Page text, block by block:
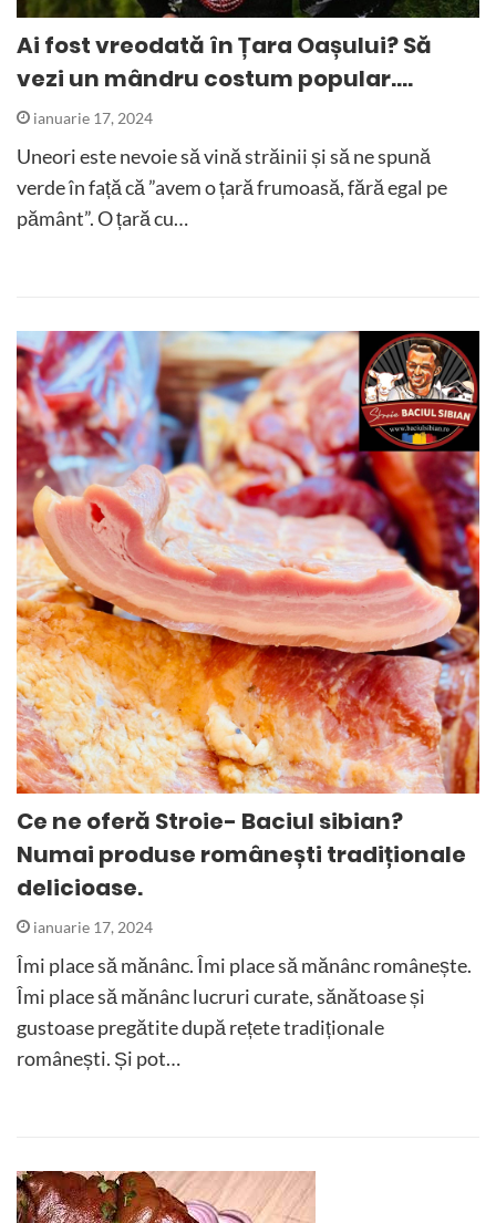
Ai fost vreodată în Țara Oașului? Să
vezi un mândru costum popular….
ianuarie 17, 2024
Uneori este nevoie să vină străinii și să ne spună
verde în față că ”avem o țară frumoasă, fără egal pe
pământ”. O țară cu…
Ce ne oferă Stroie- Baciul sibian?
Numai produse românești tradiționale
delicioase.
ianuarie 17, 2024
Îmi place să mănânc. Îmi place să mănânc românește.
Îmi place să mănânc lucruri curate, sănătoase și
gustoase pregătite după rețete tradiționale
românești. Și pot…